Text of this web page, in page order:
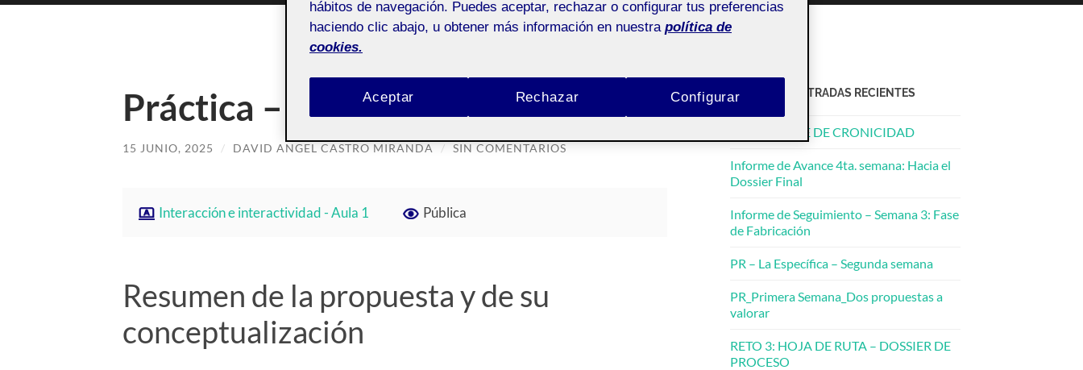
Práctica – Kandinsky Generator
15 JUNIO, 2025 / DAVID ANGEL CASTRO MIRANDA / SIN COMENTARIOS
Interacción e interactividad - Aula 1 Pública
Resumen de la propuesta y de su
conceptualización
ACTIFOLIO ENTRADAS RECIENTES
PR – BOSQUE DE CRONICIDAD
Informe de Avance 4ta. semana: Hacia el
Dossier Final
Informe de Seguimiento – Semana 3: Fase
de Fabricación
PR – La Específica – Segunda semana
PR_Primera Semana_Dos propuestas a
valorar
RETO 3: HOJA DE RUTA – DOSSIER DE
PROCESO
hábitos de navegación. Puedes aceptar, rechazar o configurar tus preferencias
haciendo clic abajo, u obtener más información en nuestra política de
cookies.
Rechazar
Aceptar Configurar